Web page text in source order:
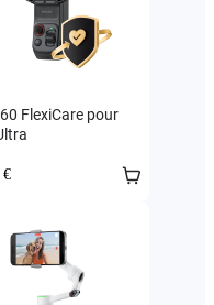
FlexiCare pour
€